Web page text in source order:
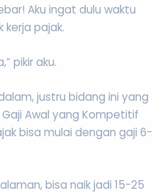
Aku ingat dulu waktu
kerja pajak.
pikir aku.
justru bidang ini yang
Awal yang Kompetitif
bisa mulai dengan gaji 6-
bisa naik jadi 15-25